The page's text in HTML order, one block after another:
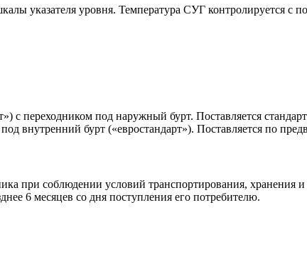
указателя уровня. Температура СУГ контролируется с
с переходником под наружный бурт. Поставляется
внутренний бурт («евростандарт»). Поставляется по
при соблюдении условий транспортирования,
6 месяцев со дня поступления его потребителю.